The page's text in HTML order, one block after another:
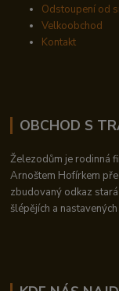
Odstoupení od
Velkoobchod
Kontakt
OBCHOD S
Železodům je rodinná
Arnoštem Hofírkem
zbudovaný odkaz
šlépějích a